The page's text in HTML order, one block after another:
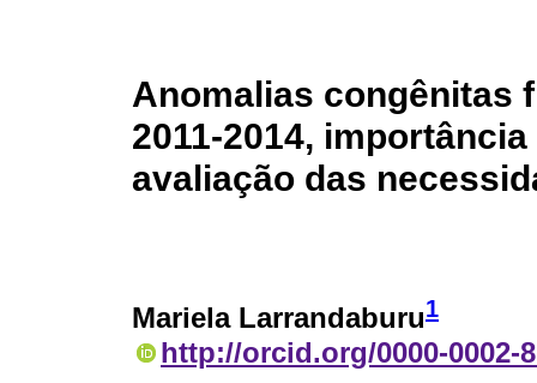
Anomalias congênitas
2011-2014,
avaliação das
Mariela Larrandaburu1
http://orcid.org/0000-0002-